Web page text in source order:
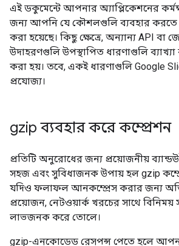
এই ডকুমেন্টে আপনার অ্যাপ্লিকেশনের
জন্য আপনি যে কৌশলগুলি ব্যবহার করতে
করা হয়েছে। কিছু ক্ষেত্রে, অন্যান্য API বা
উদাহরণগুলি উপস্থাপিত ধারণাগুলি
করা হয়। তবে, একই ধারণাগুলি Google
প্রযোজ্য।
gzip ব্যবহার করে কম্প্রেশন
প্রতিটি অনুরোধের জন্য প্রয়োজনীয়
সহজ এবং সুবিধাজনক উপায় হল gzip
যদিও ফলাফল আনকম্প্রেস করার জন্য
প্রয়োজন, নেটওয়ার্ক খরচের সাথে
লাভজনক করে তোলে।
gzip-এনকোডেড রেসপন্স পেতে হলে